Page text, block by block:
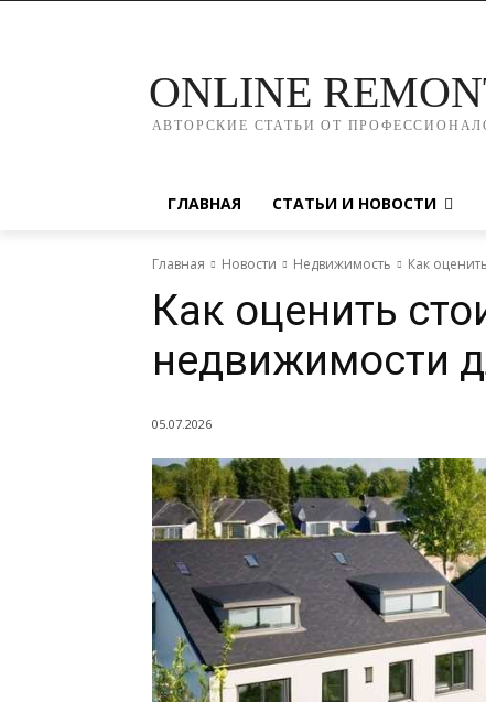
ONLINE
АВТОРСКИЕ СТАТЬИ ОТ
ГЛАВНАЯ СТАТЬИ И НОВОСТИ
Главная Новости Недвижимость Как
Как оценить
недвижимости
05.07.2026